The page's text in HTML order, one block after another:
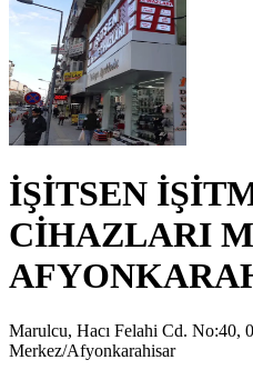
İŞİTSEN
CİHAZLARI
Marulcu, Hacı Felahi Cd. No:40,
Merkez/Afyonkarahisar